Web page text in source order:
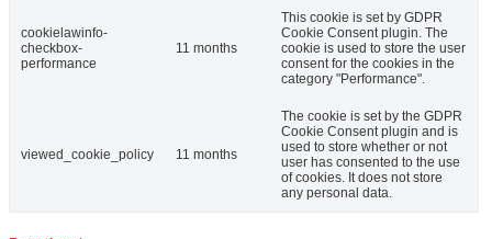
cookielawinfo-
checkbox-
performance
11 months
This cookie is set by GDPR
Cookie Consent plugin. The
cookie is used to store the user
consent for the cookies in the
category "Performance".
viewed_cookie_policy 11 months
The cookie is set by the GDPR
Cookie Consent plugin and is
used to store whether or not
user has consented to the use
of cookies. It does not store
any personal data.